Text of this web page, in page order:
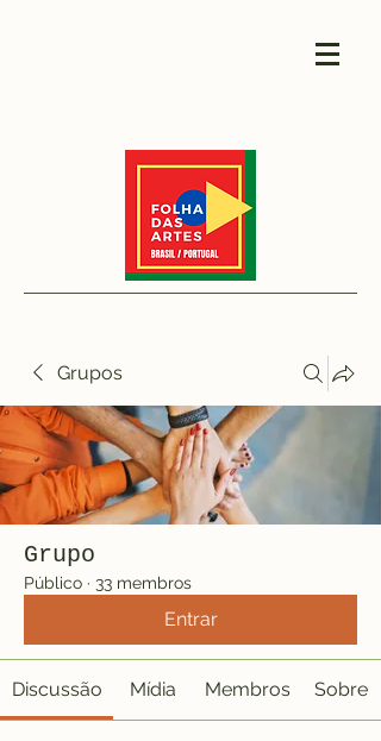
Grupos
Grupo
Público · 33 membros
Entrar
Discussão Mídia Membros Sobre